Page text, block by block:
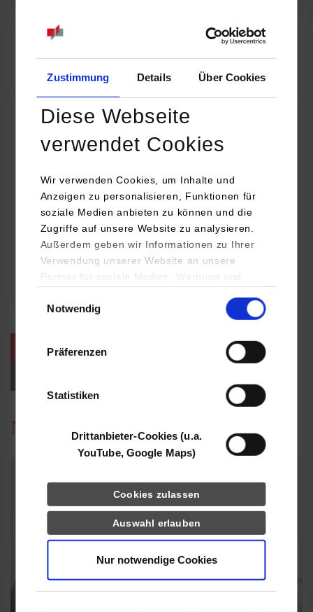
Zustimmung Details Über Cookies
Diese Webseite
verwendet Cookies
Wir verwenden Cookies, um Inhalte und
Anzeigen zu personalisieren, Funktionen für
soziale Medien anbieten zu können und die
Zugriffe auf unsere Website zu analysieren.
Außerdem geben wir Informationen zu Ihrer
Verwendung unserer Website an unsere
Partner für soziale Medien, Werbung und
YouTube, Google Maps) führen diese
Daten zusammen, die Sie ihnen bereitgestellt
haben oder die sie im Rahmen Ihrer Nutzung
Notwendig
Präferenzen
Statistiken
Drittanbieter-Cookies (u.a.
YouTube, Google Maps)
Cookies zulassen
Auswahl erlauben
Nur notwendige Cookies
Online INDIS-Infoveranstaltung für Studierende
Zum Event
Technologietag: Clean Urban Transportation –
nachhaltige Mobilität im (sub)urbanen Umfeld
16.09.2026 - 17.09.2026
Im Mittelpunkt stehen elektrische Antriebe, moderne
Batterietechnologien und innovative Fahrzeugkonzepte für
nachhaltige Mobilität in Stadt und…
weitere Veranstaltungen / Termine
News